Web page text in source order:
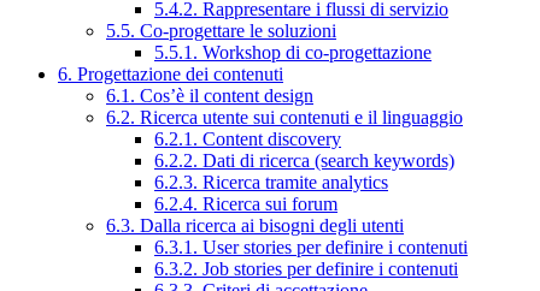
5.4.2. Rappresentare i flussi di servizio
5.5. Co-progettare le soluzioni
5.5.1. Workshop di co-progettazione
6. Progettazione dei contenuti
6.1. Cos’è il content design
6.2. Ricerca utente sui contenuti e il linguaggio
6.2.1. Content discovery
6.2.2. Dati di ricerca (search keywords)
6.2.3. Ricerca tramite analytics
6.2.4. Ricerca sui forum
6.3. Dalla ricerca ai bisogni degli utenti
6.3.1. User stories per definire i contenuti
6.3.2. Job stories per definire i contenuti